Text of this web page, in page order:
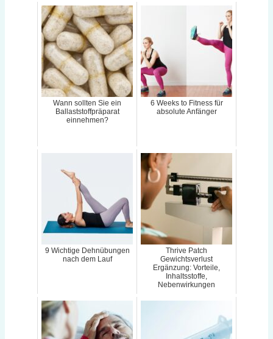
Wann sollten Sie ein
Ballaststoffpräparat
einnehmen?
6 Weeks to Fitness für
absolute Anfänger
9 Wichtige Dehnübungen
nach dem Lauf
Thrive Patch
Gewichtsverlust
Ergänzung: Vorteile,
Inhaltsstoffe,
Nebenwirkungen